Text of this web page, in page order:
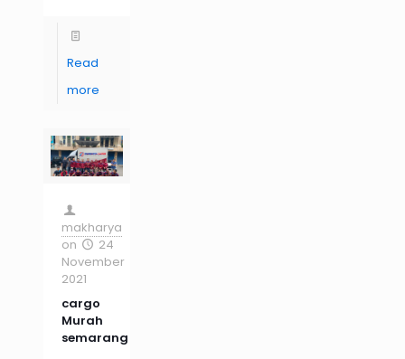
Read
more
makharya
on
24
November
2021
cargo
Murah
semarang